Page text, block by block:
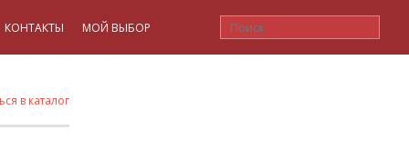
КОНТАКТЫ МОЙ ВЫБОР
в каталог